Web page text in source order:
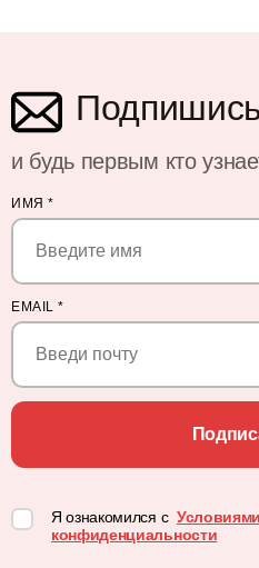
и будь первым кто
ИМЯ *
EMAIL *
Я ознакомился с
конфиденциальности